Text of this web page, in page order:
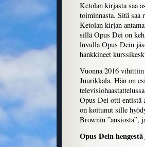
Ketolan kirjasta saa
toiminnasta. Sitä saa
Ketolan kirjan
sillä Opus Dei on
luvulla Opus Dein
hankkineet
Vuonna 2016
Juurikkala. Hän on
Opus Dei otti entistä
on koitunut sille
Brownin ”ansiosta”,
Opus Dein